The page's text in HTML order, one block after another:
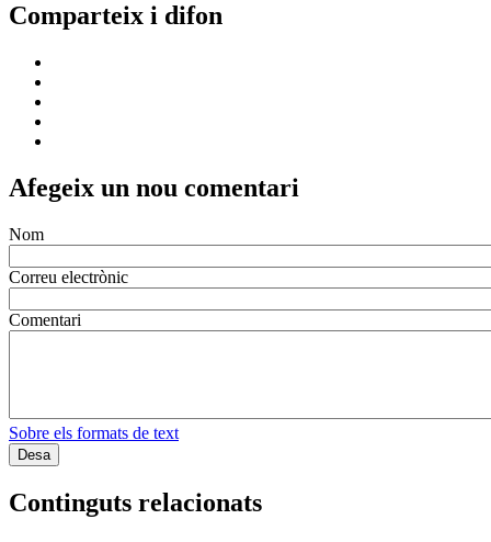
Comparteix i difon
Afegeix un nou comentari
Nom
Correu electrònic
Comentari
Sobre els formats de text
Continguts relacionats